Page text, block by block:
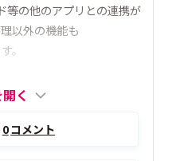
等の他のアプリとの連携が
以外の機能も
。
く
0コメント